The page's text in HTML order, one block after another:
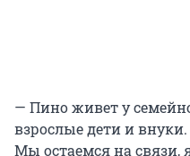
— Пино живет у
взрослые дети и
Мы остаемся на связи,